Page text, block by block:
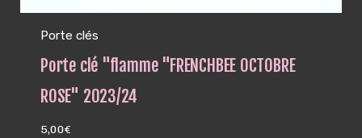
Porte clés
Porte clé "flamme "FRENCHBEE OCTOBRE
ROSE" 2023/24
5,00€